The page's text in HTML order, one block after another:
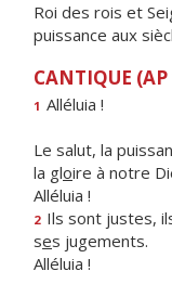
Roi des rois et
puissance aux
CANTIQUE
1 Alléluia !
Le salut, la
la gloire à notre
Alléluia !
2 Ils sont justes,
ses jugements.
Alléluia !